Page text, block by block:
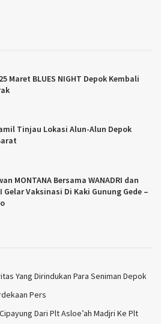
25 Maret BLUES NIGHT Depok Kembali
Tinjau Lokasi Alun-Alun Depok
MONTANA Bersama WANADRI dan
Gelar Vaksinasi Di Kaki Gunung Gede –
Yang Dirindukan Para Seniman Depok
Pers
Dari Plt Asloe’ah Madjri Ke Plt